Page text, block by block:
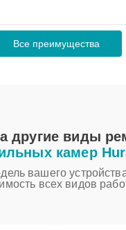
Все преимущества
другие виды
камер
вашего
всех видов